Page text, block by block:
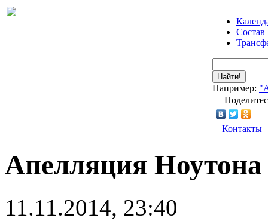
Состав
Найти!
Например:
Контакты
Апелляция Ноутона
11.11.2014, 23:40